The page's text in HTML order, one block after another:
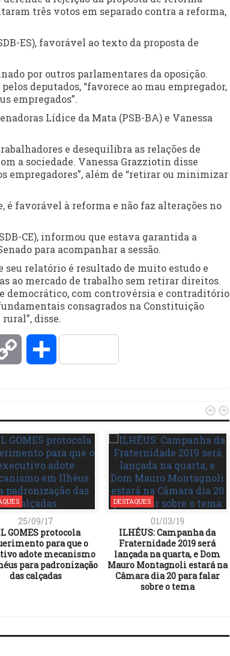
três votos em separado contra a reforma,
ES), favorável ao texto da proposta de
por outros parlamentares da oposição.
deputados, “favorece ao mau empregador,
empregados”.
Lídice da Mata (PSB-BA) e Vanessa
e desequilibra as relações de
a sociedade. Vanessa Grazziotin disse
empregadores”, além de “retirar ou minimizar
é favorável à reforma e não faz alterações no
CE), informou que estava garantida a
para acompanhar a sessão.
relatório é resultado de muito estudo e
ao mercado de trabalho sem retirar direitos.
democrático, com controvérsia e contraditório
consagrados na Constituição
disse.
Copy Compartilhar
25/09/17
GOMES protocola
para que o
adote mecanismo
para padronização
das calçadas
DESTAQUES
01/03/19
ILHÉUS: Campanha da
Fraternidade 2019 será
lançada na quarta, e Dom
Mauro Montagnoli estará na
Câmara dia 20 para falar
sobre o tema
 